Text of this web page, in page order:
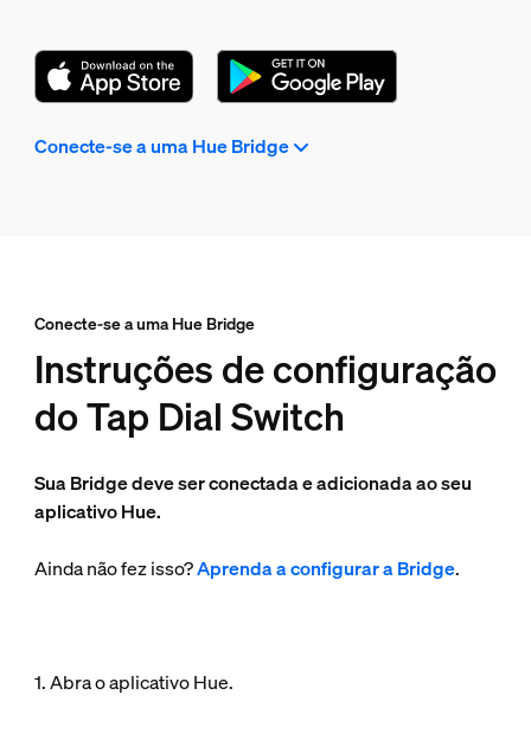
Conecte-se a uma Hue Bridge
Conecte-se a uma Hue Bridge
Instruções de configuração
do Tap Dial Switch
Sua Bridge deve ser conectada e adicionada ao seu
aplicativo Hue.
Ainda não fez isso?Aprenda a configurar a Bridge.
1. Abra o aplicativo Hue.